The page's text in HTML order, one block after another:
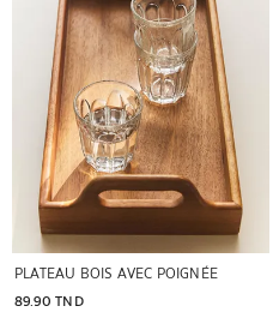
PLATEAU BOIS AVEC POIGNÉE
89.90 TND